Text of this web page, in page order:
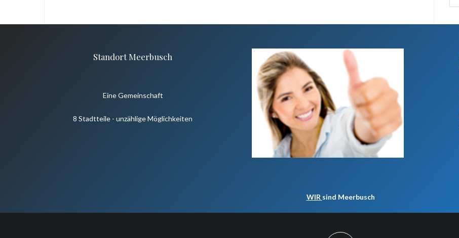
Standort Meerbusch
Eine Gemeinschaft
8 Stadtteile - unzählige Möglichkeiten
WIR sind Meerbusch